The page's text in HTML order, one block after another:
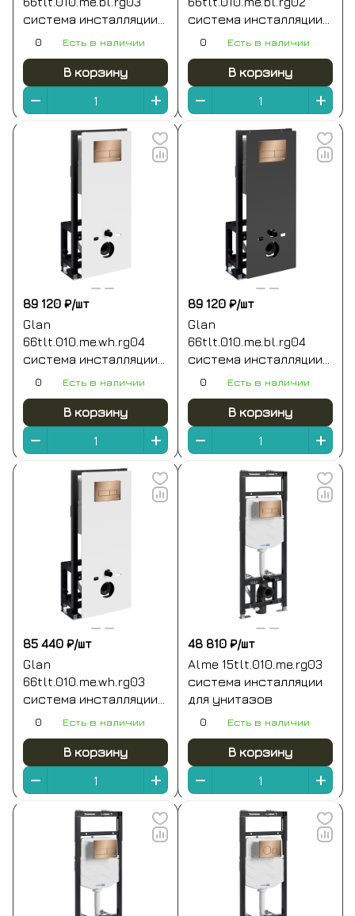
система инсталляции
для унитазов
0 Есть в наличии
В корзину
система инсталляции
для унитазов
0 Есть в наличии
В корзину
89 120 ₽/шт
Glan
66tlt.010.me.wh.rg04
система инсталляции
для унитазов
0 Есть в наличии
В корзину
89 120 ₽/шт
Glan
66tlt.010.me.bl.rg04
система инсталляции
для унитазов
0 Есть в наличии
В корзину
85 440 ₽/шт
Glan
66tlt.010.me.wh.rg03
система инсталляции
для унитазов
0 Есть в наличии
В корзину
48 810 ₽/шт
Alme 15tlt.010.me.rg03
система инсталляции
для унитазов
0 Есть в наличии
В корзину